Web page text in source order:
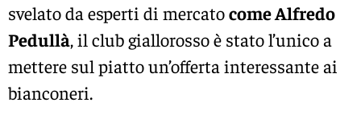
svelato da esperti di mercatocome Alfredo
Pedullà, il club giallorosso è stato l’unico a
mettere sul piatto un’offerta interessante ai
bianconeri.